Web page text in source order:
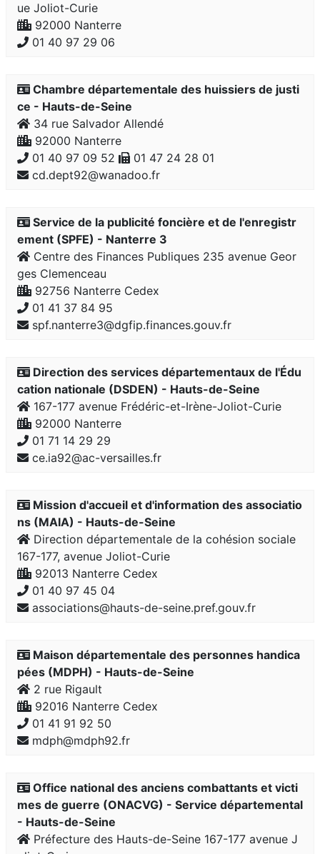
ue Joliot-Curie
92000 Nanterre
01 40 97 29 06
Chambre départementale des huissiers de justi
ce - Hauts-de-Seine
34 rue Salvador Allendé
92000 Nanterre
01 40 97 09 52
01 47 24 28 01
cd.dept92@wanadoo.fr
Service de la publicité foncière et de l'enregistr
ement (SPFE) - Nanterre 3
Centre des Finances Publiques 235 avenue Geor
ges Clemenceau
92756 Nanterre Cedex
01 41 37 84 95
spf.nanterre3@dgfip.finances.gouv.fr
Direction des services départementaux de l'Édu
cation nationale (DSDEN) - Hauts-de-Seine
167-177 avenue Frédéric-et-Irène-Joliot-Curie
92000 Nanterre
01 71 14 29 29
ce.ia92@ac-versailles.fr
Mission d'accueil et d'information des associatio
ns (MAIA) - Hauts-de-Seine
Direction départementale de la cohésion sociale
167-177, avenue Joliot-Curie
92013 Nanterre Cedex
01 40 97 45 04
associations@hauts-de-seine.pref.gouv.fr
Maison départementale des personnes handica
pées (MDPH) - Hauts-de-Seine
2 rue Rigault
92016 Nanterre Cedex
01 41 91 92 50
mdph@mdph92.fr
Office national des anciens combattants et victi
mes de guerre (ONACVG) - Service départemental
- Hauts-de-Seine
Préfecture des Hauts-de-Seine 167-177 avenue J